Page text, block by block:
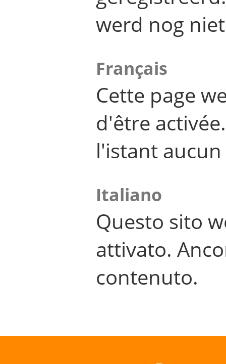
werd nog
Français
Cette page
d'être
l'istant
Italiano
Questo sito
attivato.
contenuto.